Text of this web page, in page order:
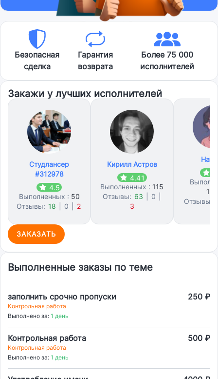
Безопасная
сделка
Гарантия
возврата
Более 75 000
исполнителей
Закажи у лучших исполнителей
Студлансер
#312978
4.5
Выполненных : 50
Отзывы: 18 0 2
Кирилл Астров
4.41
Выполненных : 115
Отзывы: 63 0
3
Отзывы:
ЗАКАЗАТЬ
Выполненные заказы по теме
заполнить срочно пропуски 250 ₽
Контрольная работа
Выполнено за: 1 день
Контрольная работа 500 ₽
Контрольная работа
Выполнено за: 1 день